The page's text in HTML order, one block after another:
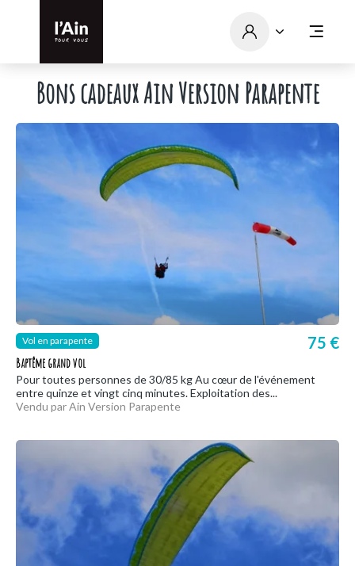
Bons cadeaux Ain Version Parapente
Vol en parapente
Baptême grand vol
75 €
Pour toutes personnes de 30/85 kg Au cœur de l'événement
entre quinze et vingt cinq minutes. Exploitation des...
Vendu par Ain Version Parapente